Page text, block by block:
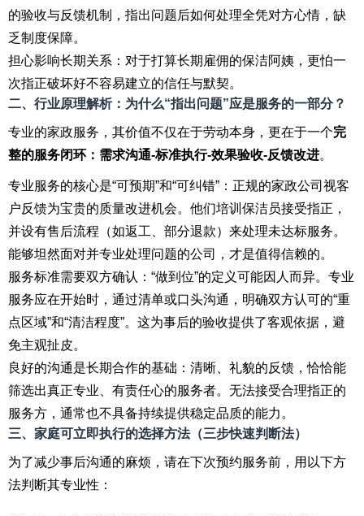
的验收与反馈机制，指出问题后如何处理全凭对方心情，缺
乏制度保障。
担心影响长期关系：对于打算长期雇佣的保洁阿姨，更怕一
次指正破坏好不容易建立的信任与默契。
二、行业原理解析：为什么“指出问题”应是服务的一部分？
专业的家政服务，其价值不仅在于劳动本身，更在于一个完
整的服务闭环：需求沟通-标准执行-效果验收-反馈改进。
专业服务的核心是“可预期”和“可纠错”：正规的家政公司视客
户反馈为宝贵的质量改进机会。他们培训保洁员接受指正，
并设有售后流程（如返工、部分退款）来处理未达标服务。
能够坦然面对并专业处理问题的公司，才是值得信赖的。
服务标准需要双方确认：“做到位”的定义可能因人而异。专业
服务应在开始时，通过清单或口头沟通，明确双方认可的“重
点区域”和“清洁程度”。这为事后的验收提供了客观依据，避
免主观扯皮。
良好的沟通是长期合作的基础：清晰、礼貌的反馈，恰恰能
筛选出真正专业、有责任心的服务者。无法接受合理指正的
服务方，通常也不具备持续提供稳定品质的能力。
三、家庭可立即执行的选择方法（三步快速判断法）
为了减少事后沟通的麻烦，请在下次预约服务前，用以下方
法判断其专业性：